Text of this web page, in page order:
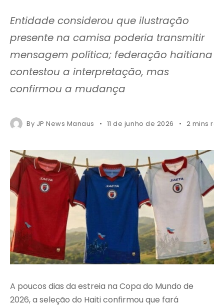
Entidade considerou que ilustração
presente na camisa poderia transmitir
mensagem política; federação haitiana
contestou a interpretação, mas
confirmou a mudança
By JP News Manaus 11 de junho de 2026 2 mins
A poucos dias da estreia na Copa do Mundo de
2026, a seleção do Haiti confirmou que fará